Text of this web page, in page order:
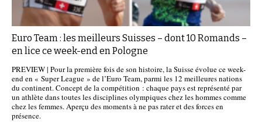
Euro Team : les meilleurs Suisses – dont 10 Romands –
en lice ce week-end en Pologne
PREVIEW | Pour la première fois de son histoire, la Suisse évolue ce week-
end en « Super League » de l’Euro Team, parmi les 12 meilleures nations
du continent. Concept de la compétition : chaque pays est représenté par
un athlète dans toutes les disciplines olympiques chez les hommes comme
chez les femmes. Aperçu des moments à ne pas rater et des forces en
présence.